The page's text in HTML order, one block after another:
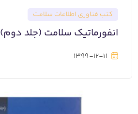
کتب فناوری اطلاعات سلامت
انفورماتیک سلامت (جلد دوم)
1399-12-11